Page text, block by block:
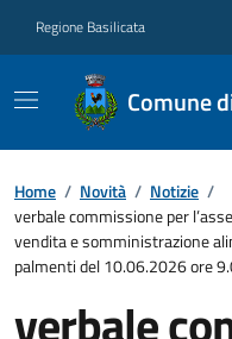
Regione Basilicata
Comune
Home / Novità / Notizie /
verbale commissione per
vendita e somministrazione
palmenti del 10.06.2026 ore